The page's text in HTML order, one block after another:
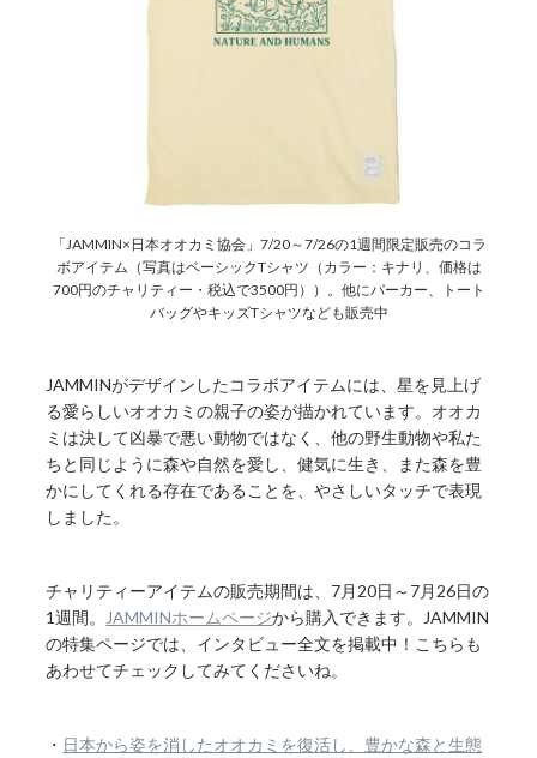
「JAMMIN×日本オオカミ協会」7/20～7/26の1週間限定販売のコラ
ボアイテム（写真はベーシックTシャツ（カラー：キナリ、価格は
700円のチャリティー・税込で3500円））。他にパーカー、トート
バッグやキッズTシャツなども販売中
JAMMINがデザインしたコラボアイテムには、星を見上げ
る愛らしいオオカミの親子の姿が描かれています。オオカ
ミは決して凶暴で悪い動物ではなく、他の野生動物や私た
ちと同じように森や自然を愛し、健気に生き、また森を豊
かにしてくれる存在であることを、やさしいタッチで表現
しました。
チャリティーアイテムの販売期間は、7月20日～7月26日の
1週間。
JAMMINホームページから購入できます。JAMMIN
の特集ページでは、インタビュー全文を掲載中！こちらも
あわせてチェックしてみてくださいね。
・ 日本から姿を消したオオカミを復活し、豊かな森と生態